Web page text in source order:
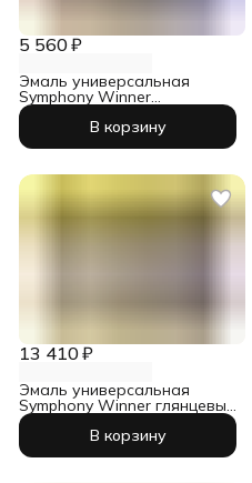
5 560 ₽
Эмаль универсальная
Symphony Winner
шелковисто-матовый база
В корзину
13 410 ₽
Эмаль универсальная
Symphony Winner глянцевый
база С 9 л
В корзину